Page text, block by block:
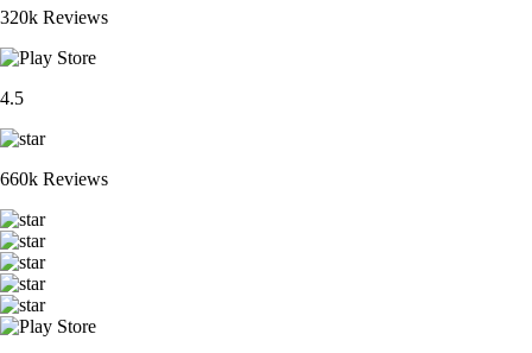
320k Reviews
4.5
660k Reviews